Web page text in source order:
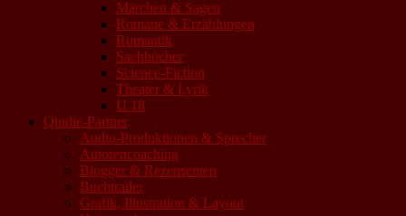
Märchen & Sagen
Romane & Erzählungen
Romantik
Sachbücher
Science-Fiction
Theater & Lyrik
U 18
Qindie-Partner
Audio-Produktionen & Sprecher
Autorencoaching
Blogger & Rezensenten
Buchtrailer
Grafik, Illustration & Layout